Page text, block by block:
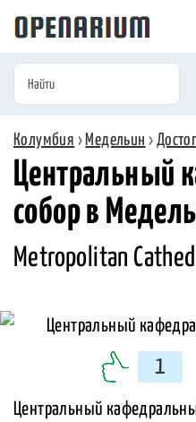
Колумбия › Медельин ›
Центральный
собор в
Metropolitan
1
Центральный